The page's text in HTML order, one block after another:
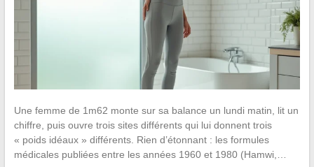
Une femme de 1m62 monte sur sa balance un lundi matin, lit un
chiffre, puis ouvre trois sites différents qui lui donnent trois
« poids idéaux » différents. Rien d’étonnant : les formules
médicales publiées entre les années 1960 et 1980 (Hamwi,…